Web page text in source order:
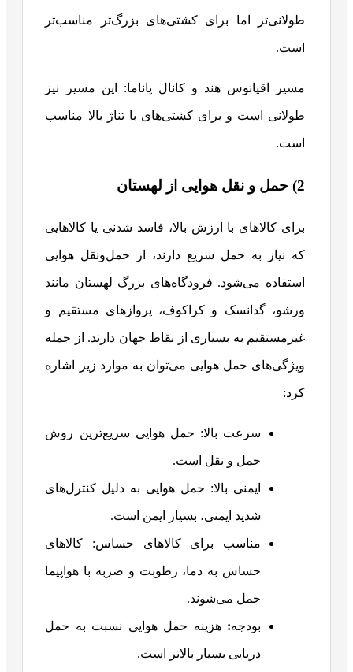
طولانی‌تر اما برای کشتی‌های بزرگ‌تر مناسب‌تر
است.
مسیر اقیانوس هند و کانال پاناما: این مسیر نیز
طولانی است و برای کشتی‌های با تناژ بالا مناسب
است.
2) حمل و نقل هوایی از لهستان
برای کالاهای با ارزش بالا، فاسد شدنی یا کالاهایی
که نیاز به حمل سریع دارند، از حمل‌ونقل هوایی
استفاده می‌شود. فرودگاه‌های بزرگ لهستان مانند
ورشو، گدانسک و کراکوف، پروازهای مستقیم و
غیرمستقیم به بسیاری از نقاط جهان دارند. از جمله
ویژگی‌های حمل هوایی می‌توان به موارد زیر اشاره
کرد:
سرعت بالا: حمل هوایی سریع‌ترین روش
حمل و نقل است.
ایمنی بالا: حمل هوایی به دلیل کنترل‌های
شدید ایمنی، بسیار ایمن است.
مناسب برای کالاهای حساس: کالاهای
حساس به دما، رطوبت و ضربه با هواپیما
حمل می‌شوند.
بودجه: هزینه حمل هوایی نسبت به حمل
دریایی بسیار بالاتر است.